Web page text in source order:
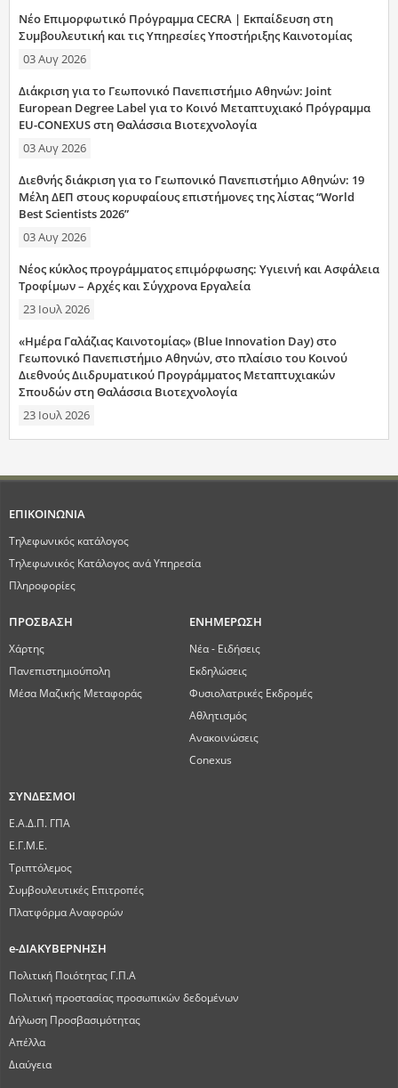
Νέο Επιμορφωτικό Πρόγραμμα CECRA | Εκπαίδευση στη
Συμβουλευτική και τις Υπηρεσίες Υποστήριξης Καινοτομίας
03 Αυγ 2026
Διάκριση για το Γεωπονικό Πανεπιστήμιο Αθηνών: Joint
European Degree Label για το Κοινό Μεταπτυχιακό Πρόγραμμα
EU-CONEXUS στη Θαλάσσια Βιοτεχνολογία
03 Αυγ 2026
Διεθνής διάκριση για το Γεωπονικό Πανεπιστήμιο Αθηνών: 19
Μέλη ΔΕΠ στους κορυφαίους επιστήμονες της λίστας “World
Best Scientists 2026”
03 Αυγ 2026
Νέος κύκλος προγράμματος επιμόρφωσης: Υγιεινή και Ασφάλεια
Τροφίμων – Αρχές και Σύγχρονα Εργαλεία
23 Ιουλ 2026
«Ημέρα Γαλάζιας Καινοτομίας» (Blue Innovation Day) στο
Γεωπονικό Πανεπιστήμιο Αθηνών, στο πλαίσιο του Κοινού
Διεθνούς Διιδρυματικού Προγράμματος Μεταπτυχιακών
Σπουδών στη Θαλάσσια Βιοτεχνολογία
23 Ιουλ 2026
ΕΠΙΚΟΙΝΩΝΙΑ
Τηλεφωνικός κατάλογος
Τηλεφωνικός Κατάλογος ανά Υπηρεσία
Πληροφορίες
ΠΡΟΣΒΑΣΗ
Χάρτης
Πανεπιστημιούπολη
Μέσα Μαζικής Μεταφοράς
ΕΝΗΜΕΡΩΣΗ
Νέα - Ειδήσεις
Εκδηλώσεις
Φυσιολατρικές Εκδρομές
Αθλητισμός
Ανακοινώσεις
Conexus
ΣΥΝΔΕΣΜΟΙ
Ε.Α.Δ.Π. ΓΠΑ
Ε.Γ.Μ.Ε.
Τριπτόλεμος
Συμβουλευτικές Επιτροπές
Πλατφόρμα Αναφορών
e-ΔΙΑΚΥΒΕΡΝΗΣΗ
Πολιτική Ποιότητας Γ.Π.Α
Πολιτική προστασίας προσωπικών δεδομένων
Δήλωση Προσβασιμότητας
Απέλλα
Διαύγεια